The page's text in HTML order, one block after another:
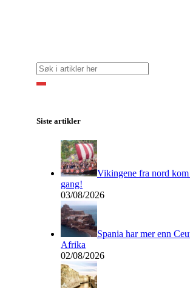
Siste artikler
Vikingene fra nord
gang!
03/08/2026
Spania har mer enn
Afrika
02/08/2026